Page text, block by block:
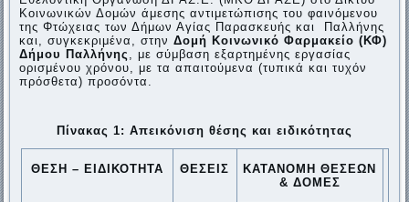
Κοινωνικών Δομών άμεσης αντιμετώπισης του φαινόμενου
της Φτώχειας των Δήμων Αγίας Παρασκευής και Παλλήνης
και, συγκεκριμένα, στηνΔομή Κοινωνικό Φαρμακείο (ΚΦ)
Δήμου Παλλήνης
, με σύμβαση εξαρτημένης εργασίας
ορισμένου χρόνου, με τα απαιτούμενα (τυπικά και τυχόν
πρόσθετα) προσόντα.
Πίνακας 1: Απεικόνιση θέσης και ειδικότητας
ΘΕΣΗ – ΕΙΔΙΚΟΤΗΤΑ ΘΕΣΕΙΣ
ΚΑΤΑΝΟΜΗ ΘΕΣΕΩΝ
& ΔΟΜΕΣ